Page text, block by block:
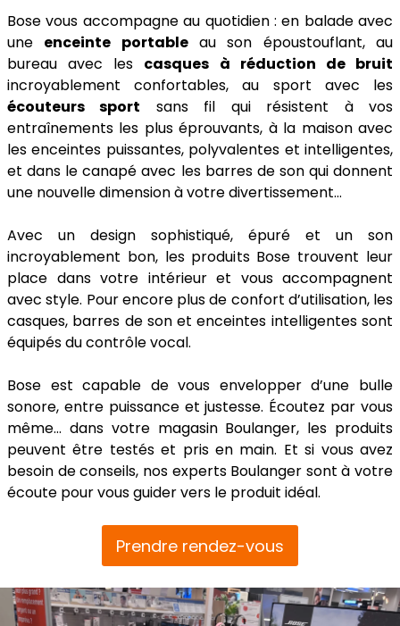
Bose vous accompagne au quotidien : en balade avec
une enceinte portableau son époustouflant, au
bureau avec les casques à réduction de bruit
incroyablement confortables, au sport avec les
écouteurs sport sans fil qui résistent à vos
entraînements les plus éprouvants, à la maison avec
les enceintes puissantes, polyvalentes et intelligentes,
et dans le canapé avec les barres de son qui donnent
une nouvelle dimension à votre divertissement…
Avec un design sophistiqué, épuré et un son
incroyablement bon, les produits Bose trouvent leur
place dans votre intérieur et vous accompagnent
avec style. Pour encore plus de confort d’utilisation, les
casques, barres de son et enceintes intelligentes sont
équipés du contrôle vocal.
Bose est capable de vous envelopper d’une bulle
sonore, entre puissance et justesse. Écoutez par vous
même… dans votre magasin Boulanger, les produits
peuvent être testés et pris en main. Et si vous avez
besoin de conseils, nos experts Boulanger sont à votre
écoute pour vous guider vers le produit idéal.
Prendre rendez-vous